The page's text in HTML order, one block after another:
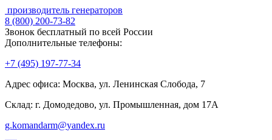
производитель генераторов
8 (800) 200-73-82
Звонок бесплатный по всей России
Дополнительные телефоны:
+7 (495) 197-77-34
Адрес офиса: Москва, ул. Ленинская Слобода, 7
Склад: г. Домодедово, ул. Промышленная, дом 17А
g.komandarm@yandex.ru